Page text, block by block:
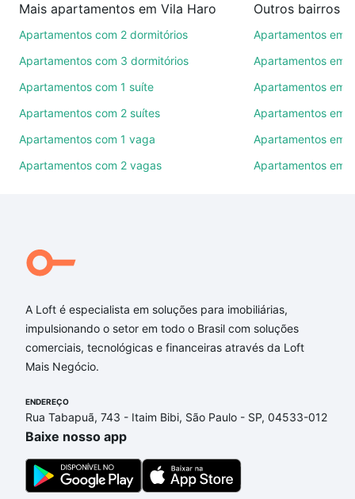
de imóveis.
Como escolher um imóvel?
ruas, bairros e até condomínios favoritos. Você
também pode usar os filtros como quantidade de
quartos, suítes, com ou sem vaga de garagem para
comodidades, como piscina, academia, salão de
Qual o preço de Apartamentos com 2 banheiros à
venda em Vila Haro, Sorocaba, SP?
Aqui na Loft temos a oferta ideal para você, com
Apartamentos com 2 banheiros à venda em Vila
Haro, Sorocaba, SP que custam a partir de R$ 0 e
com nossas opções de financiamento imobiliário as
ainda tem alguma dúvida dos custos envolvidos no
processo de compra, veja em nosso portal quanto
custa comprar um apartamento
gente para comprar o imóvel dos seus sonhos com
segurança e conforto. Loft, com você até as
Mais apartamentos em Vila Haro
Apartamentos com 2 dormitórios
Apartamentos com 3 dormitórios
Apartamentos com 1 suíte
Apartamentos com 2 suítes
Apartamentos com 1 vaga
Apartamentos com 2 vagas
Outros bairros
Apartamentos em
Apartamentos em
Apartamentos em
Apartamentos em
Apartamentos em
Apartamentos em
A Loft é especialista em soluções para imobiliárias,
impulsionando o setor em todo o Brasil com soluções
comerciais, tecnológicas e financeiras através da Loft
Mais Negócio.
ENDEREÇO
Rua Tabapuã, 743 - Itaim Bibi, São Paulo - SP, 04533-012
Baixe nosso app